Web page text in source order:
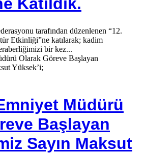
tarafından düzenlenen “12.
Etkinliği”ne katılarak; kadim
bir kez...
Müdürü
Başlayan
Sayın Maksut